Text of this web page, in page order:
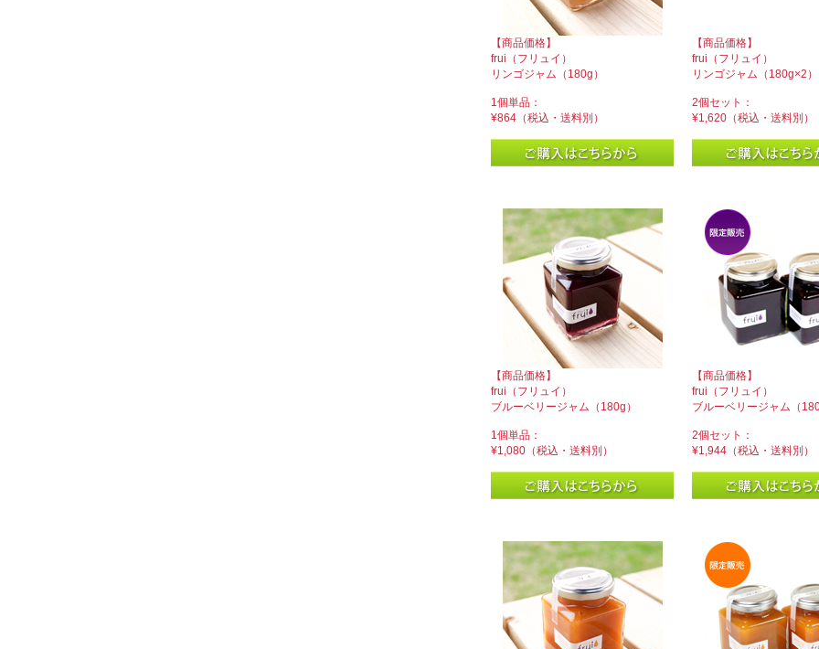
【商品価格】
frui（フリュイ）
リンゴジャム（180g）
1個単品：
¥864（税込・送料別）
【商品価格】
frui（フリュイ）
リンゴジャム（180g×2）
2個セット：
¥1,620（税込・送料別）
【商品価格】
frui（フリュイ）
ブルーベリージャム（180g）
1個単品：
¥1,080（税込・送料別）
【商品価格】
frui（フリュイ）
ブルーベリージャム（
2個セット：
¥1,944（税込・送料別）